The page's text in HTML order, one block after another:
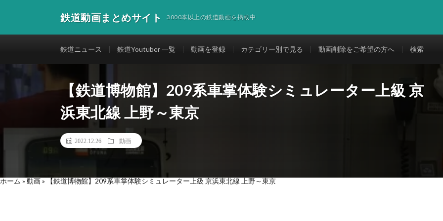
鉄道動画まとめサイト 3000本以上の鉄道動画を掲載中
鉄道ニュース 鉄道Youtuber 一覧 動画を登録 カテゴリー別で見る 動画削除をご希望の方へ 検索
【鉄道博物館】209系車掌体験シミュレーター上級 京
浜東北線 上野～東京
2022.12.26 動画
ホーム » 動画» 【鉄道博物館】209系車掌体験シミュレーター上級 京浜東北線 上野～東京